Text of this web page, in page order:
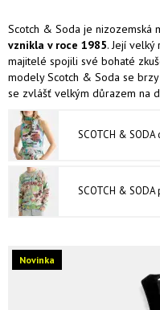
Scotch & Soda je nizozemská
vznikla v roce 1985. Její
majitelé spojili své bohaté
modely Scotch & Soda se
se zvlášť velkým důrazem na
SCOTCH & SODA
SCOTCH & SODA
Novinka